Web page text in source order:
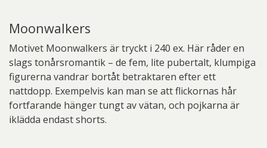
Moonwalkers
Motivet Moonwalkers är tryckt i 240 ex. Här råder en
slags tonårsromantik – de fem, lite pubertalt, klumpiga
figurerna vandrar bortåt betraktaren efter ett
nattdopp. Exempelvis kan man se att flickornas hår
fortfarande hänger tungt av vätan, och pojkarna är
iklädda endast shorts.